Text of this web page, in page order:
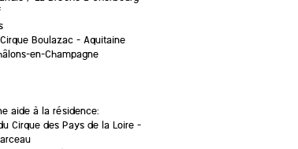
Boulazac – Aquitaine
en-Champagne
aide à la résidence:
Cirque des Pays de la Loire –